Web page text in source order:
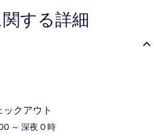
する詳細
クアウト
～ 深夜 0 時